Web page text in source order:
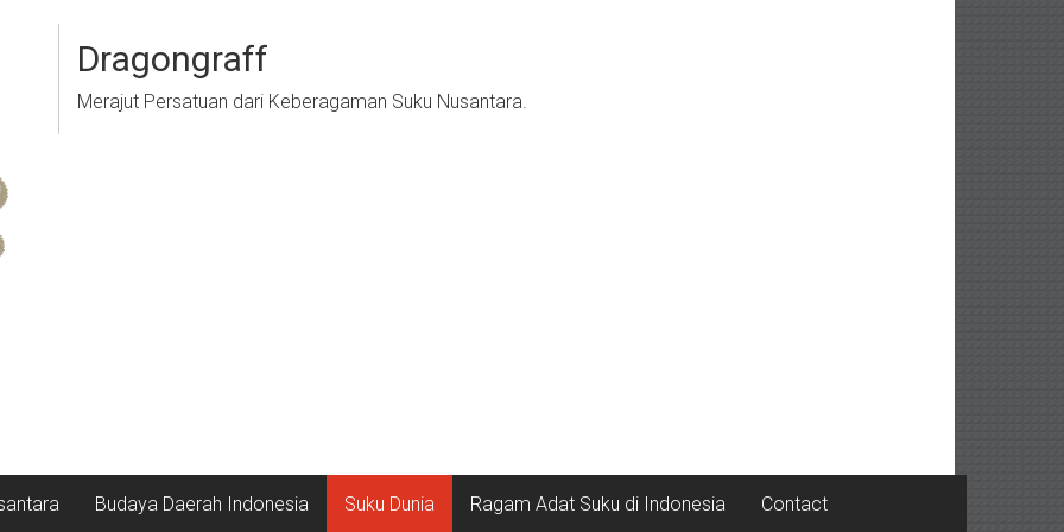
Dragongraff
Merajut Persatuan dari Keberagaman Suku Nusantara.
Budaya Daerah Indonesia Suku Dunia Ragam Adat Suku di Indonesia Contact